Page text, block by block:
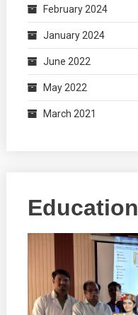
February 2024
January 2024
June 2022
May 2022
March 2021
Education